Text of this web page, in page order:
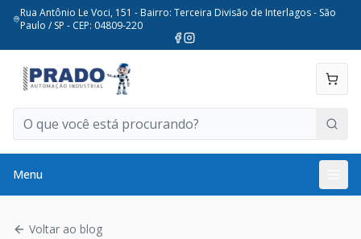
Rua Antônio Le Voci, 151 - Bairro: Terceira Divisão de Interlagos - São
Paulo / SP - CEP: 04809-220
Menu
Voltar ao blog